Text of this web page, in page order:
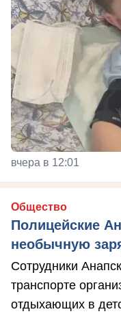
вчера в 12:01
Общество
Полицейские
необычную
Сотрудники
транспорте
отдыхающих в